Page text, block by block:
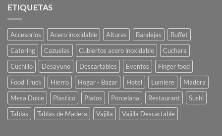
Ají
Diseño
TOP
ETIQUETAS
Accesorios Acero inoxidable Alturas Bandejas
Buffet
Catering
Cazuelas Cubiertos acero inoxidable
Cuchara
Cuchillo
Desayuno Descartables Eventos
Finger food
Food Truck
Hierro Hogar - Bazar Hotel Lumiere
Madera
Mesa Dulce
Plastico Platos Porcelana Restaurant
Sushi
Tablas
Tablas de Madera Vajilla Vajilla Descartable